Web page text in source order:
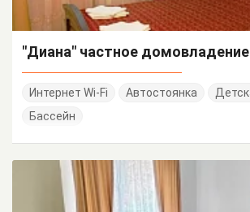
"Диана" частное домовладение
Интернет Wi-Fi Автостоянка
Бассейн